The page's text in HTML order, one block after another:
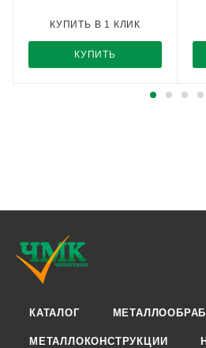
КУПИТЬ
КУПИТЬ В 1 КЛИК
КАТАЛОГ
МЕТАЛЛОКОНСТРУКЦИИ